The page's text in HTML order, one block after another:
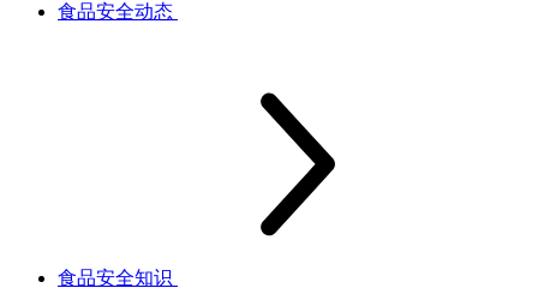
食品安全动态
食品安全知识